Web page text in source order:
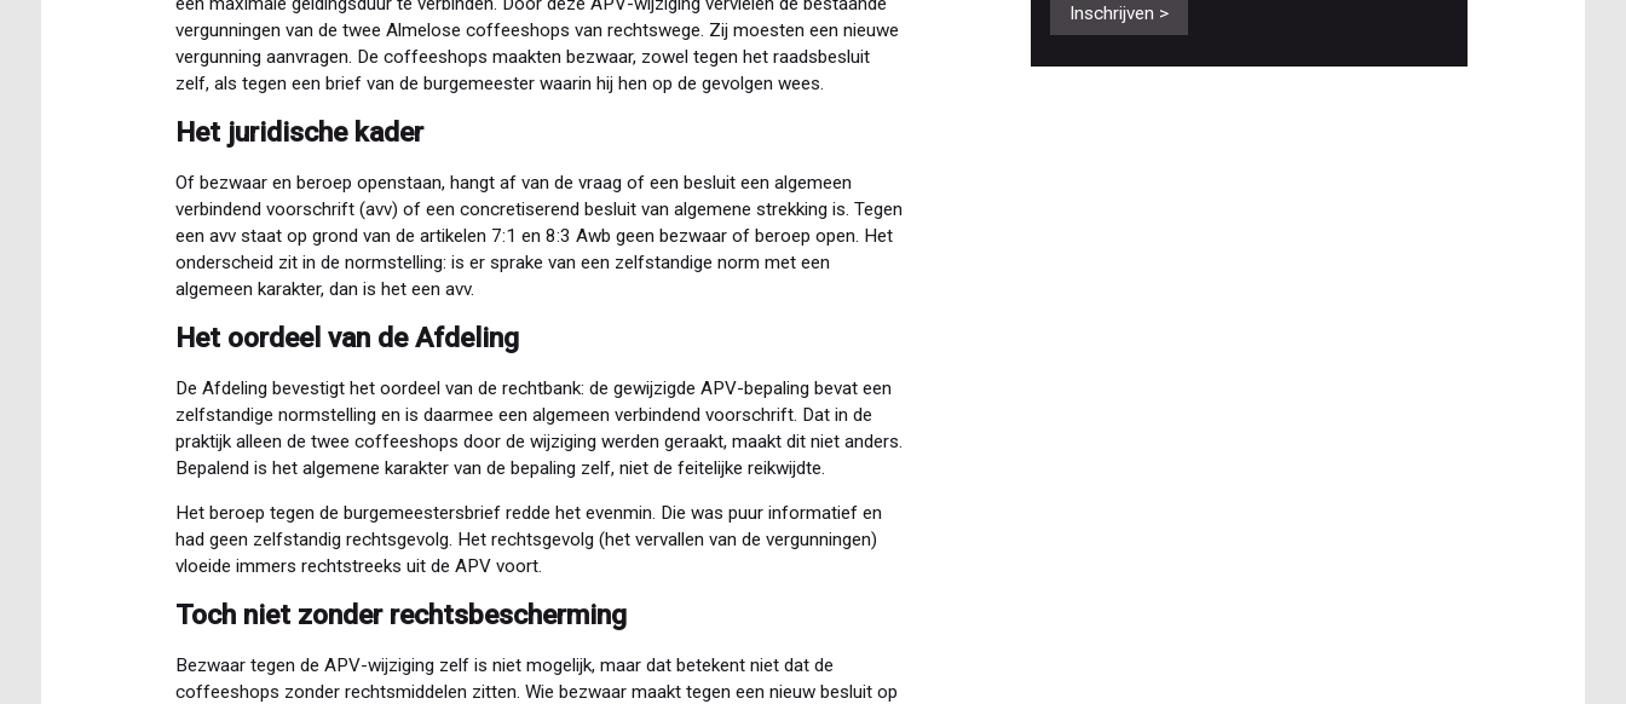
vergunningen van de twee Almelose coffeeshops van rechtswege. Zij moesten een nieuwe
vergunning aanvragen. De coffeeshops maakten bezwaar, zowel tegen het raadsbesluit
zelf, als tegen een brief van de burgemeester waarin hij hen op de gevolgen wees.
Het juridische kader
Of bezwaar en beroep openstaan, hangt af van de vraag of een besluit een algemeen
verbindend voorschrift (avv) of een concretiserend besluit van algemene strekking is. Tegen
een avv staat op grond van de artikelen 7:1 en 8:3 Awb geen bezwaar of beroep open. Het
onderscheid zit in de normstelling: is er sprake van een zelfstandige norm met een
algemeen karakter, dan is het een avv.
Het oordeel van de Afdeling
De Afdeling bevestigt het oordeel van de rechtbank: de gewijzigde APV-bepaling bevat een
zelfstandige normstelling en is daarmee een algemeen verbindend voorschrift. Dat in de
praktijk alleen de twee coffeeshops door de wijziging werden geraakt, maakt dit niet anders.
Bepalend is het algemene karakter van de bepaling zelf, niet de feitelijke reikwijdte.
Het beroep tegen de burgemeestersbrief redde het evenmin. Die was puur informatief en
had geen zelfstandig rechtsgevolg. Het rechtsgevolg (het vervallen van de vergunningen)
vloeide immers rechtstreeks uit de APV voort.
Toch niet zonder rechtsbescherming
Bezwaar tegen de APV-wijziging zelf is niet mogelijk, maar dat betekent niet dat de
coffeeshops zonder rechtsmiddelen zitten. Wie bezwaar maakt tegen een nieuw besluit op
Inschrijven >